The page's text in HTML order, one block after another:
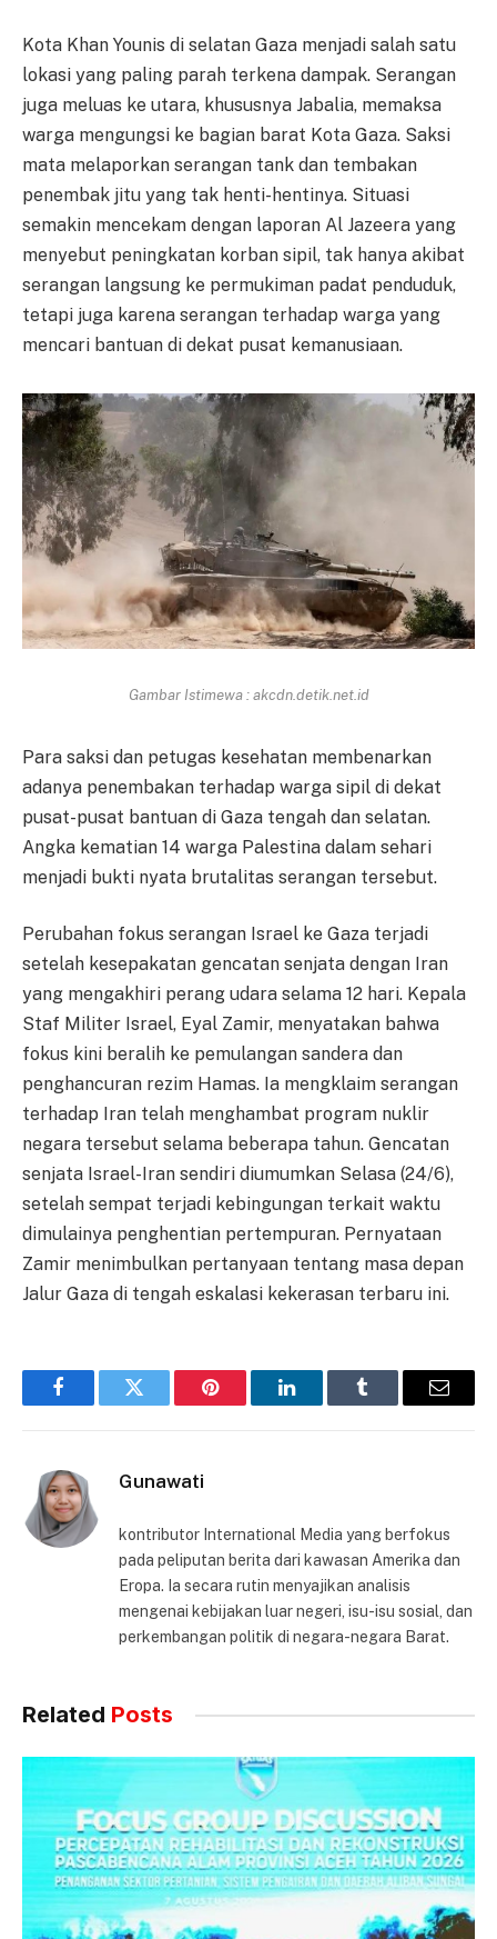
Kota Khan Younis di selatan Gaza menjadi salah satu
lokasi yang paling parah terkena dampak. Serangan
juga meluas ke utara, khususnya Jabalia, memaksa
warga mengungsi ke bagian barat Kota Gaza. Saksi
mata melaporkan serangan tank dan tembakan
penembak jitu yang tak henti-hentinya. Situasi
semakin mencekam dengan laporan Al Jazeera yang
menyebut peningkatan korban sipil, tak hanya akibat
serangan langsung ke permukiman padat penduduk,
tetapi juga karena serangan terhadap warga yang
mencari bantuan di dekat pusat kemanusiaan.
Gambar Istimewa : akcdn.detik.net.id
Para saksi dan petugas kesehatan membenarkan
adanya penembakan terhadap warga sipil di dekat
pusat-pusat bantuan di Gaza tengah dan selatan.
Angka kematian 14 warga Palestina dalam sehari
menjadi bukti nyata brutalitas serangan tersebut.
Perubahan fokus serangan Israel ke Gaza terjadi
setelah kesepakatan gencatan senjata dengan Iran
yang mengakhiri perang udara selama 12 hari. Kepala
Staf Militer Israel, Eyal Zamir, menyatakan bahwa
fokus kini beralih ke pemulangan sandera dan
penghancuran rezim Hamas. Ia mengklaim serangan
terhadap Iran telah menghambat program nuklir
negara tersebut selama beberapa tahun. Gencatan
senjata Israel-Iran sendiri diumumkan Selasa (24/6),
setelah sempat terjadi kebingungan terkait waktu
dimulainya penghentian pertempuran. Pernyataan
Zamir menimbulkan pertanyaan tentang masa depan
Jalur Gaza di tengah eskalasi kekerasan terbaru ini.
FacebookTwitter Pinterest LinkedInTumblr Email
Gunawati
kontributor International Media yang berfokus
pada peliputan berita dari kawasan Amerika dan
Eropa. Ia secara rutin menyajikan analisis
mengenai kebijakan luar negeri, isu-isu sosial, dan
perkembangan politik di negara-negara Barat.
Related Posts